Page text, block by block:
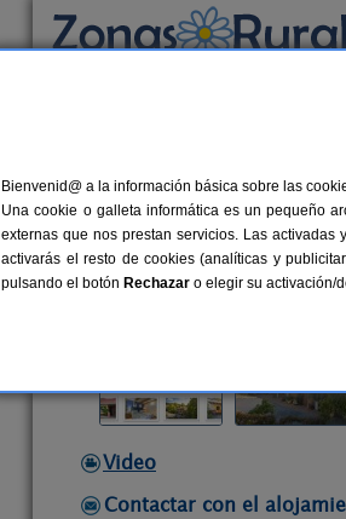
Alojamiento Rural El
Vivienda turística en Beas de
Alquiler completo 5-8+1
Video
Contactar con el
Bienvenid@ a la información básica sobre las
Una cookie o galleta informática es un pequeño
externas que nos prestan servicios. Las
activarás el resto de cookies (analíticas y
pulsando el botón Rechazar o elegir su activación/